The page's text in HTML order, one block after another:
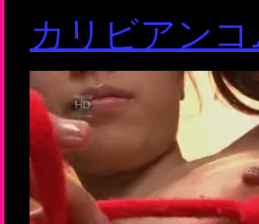
カリビアン